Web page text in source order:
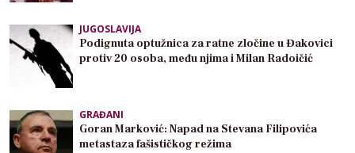
JUGOSLAVIJA
Podignuta optužnica za ratne zločine u Đakovici
protiv 20 osoba, među njima i Milan Radoičić
GRAĐANI
Goran Marković: Napad na Stevana Filipovića
metastaza fašističkog režima